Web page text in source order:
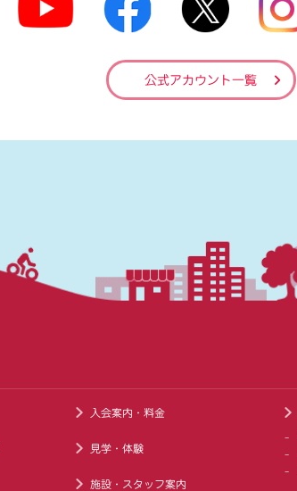
公式アカウント一覧
入会案内・料金
見学・体験
施設・スタッフ案内